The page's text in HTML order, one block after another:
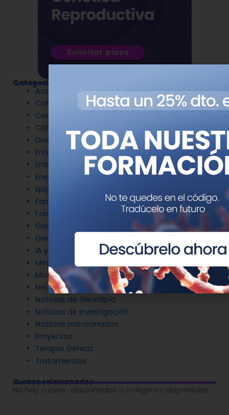
Categorías
Actualidad
Congresos
Coronavirus
CRISPR
Diagnóstico Genético
Enfermedades Raras
Entrevistas
Envejecimiento y longevidad
Epigenética
Farmacogenética
Formación
Genética del cáncer
Genética en Cardiología
IA y Genómica
Medicina Reproductiva
Microbiología molecular
Neurociencia
Noticias de Genotipia
Noticias de investigación
Noticias patrocinadas
Proyectos
Terapia Génica
Tratamientos
Cursos relacionados
No hay cursos relacionados o imágenes disponibles.